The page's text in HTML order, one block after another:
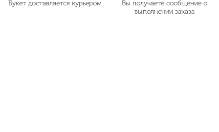
Букет доставляется курьером
Вы получаете сообщение о
выполнении заказа